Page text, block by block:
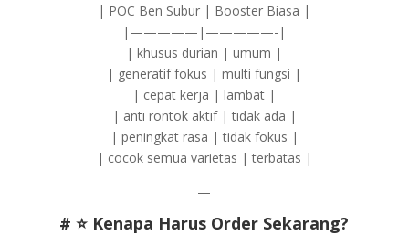
| POC Ben Subur | Booster Biasa |
|—————|—————-|
| khusus durian | umum |
| generatif fokus | multi fungsi |
| cepat kerja | lambat |
| anti rontok aktif | tidak ada |
| peningkat rasa | tidak fokus |
| cocok semua varietas | terbatas |
—
# ⭐ Kenapa Harus Order Sekarang?